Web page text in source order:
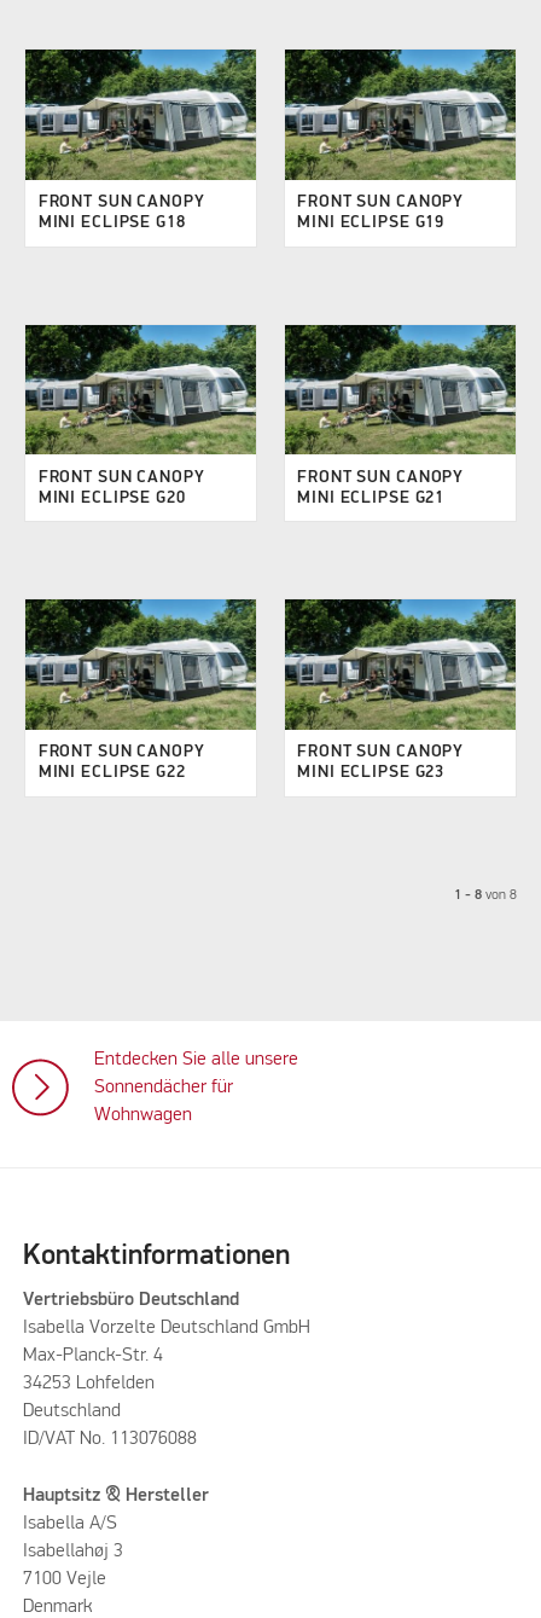
FRONT SUN CANOPY
MINI ECLIPSE G18
FRONT SUN CANOPY
MINI ECLIPSE G19
FRONT SUN CANOPY
MINI ECLIPSE G20
FRONT SUN CANOPY
MINI ECLIPSE G21
FRONT SUN CANOPY
MINI ECLIPSE G22
FRONT SUN CANOPY
MINI ECLIPSE G23
1 - 8 von8
Entdecken Sie alle unsere
Sonnendächer für
Wohnwagen
Kontaktinformationen
Vertriebsbüro Deutschland
Isabella Vorzelte Deutschland GmbH
Max-Planck-Str. 4
34253 Lohfelden
Deutschland
ID/VAT No. 113076088
Hauptsitz & Hersteller
Isabella A/S
Isabellahøj 3
7100 Vejle
Denmark